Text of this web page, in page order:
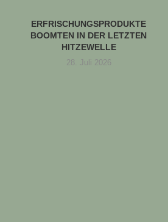
ERFRISCHUNGSPRODUKTE
BOOMTEN IN DER LETZTEN
HITZEWELLE
28. Juli 2026